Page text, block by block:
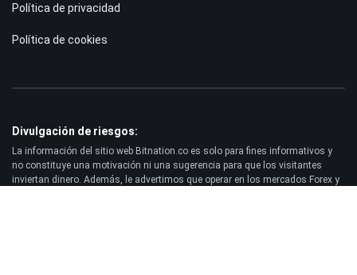
Política de privacidad
Política de cookies
Divulgación de riesgos:
La información del sitio web Bitnation.co es solo para fines informativos y
no constituye una motivación ni una sugerencia para que los visitantes
inviertan dinero. Además, le advertimos que operar en los mercados Forex y